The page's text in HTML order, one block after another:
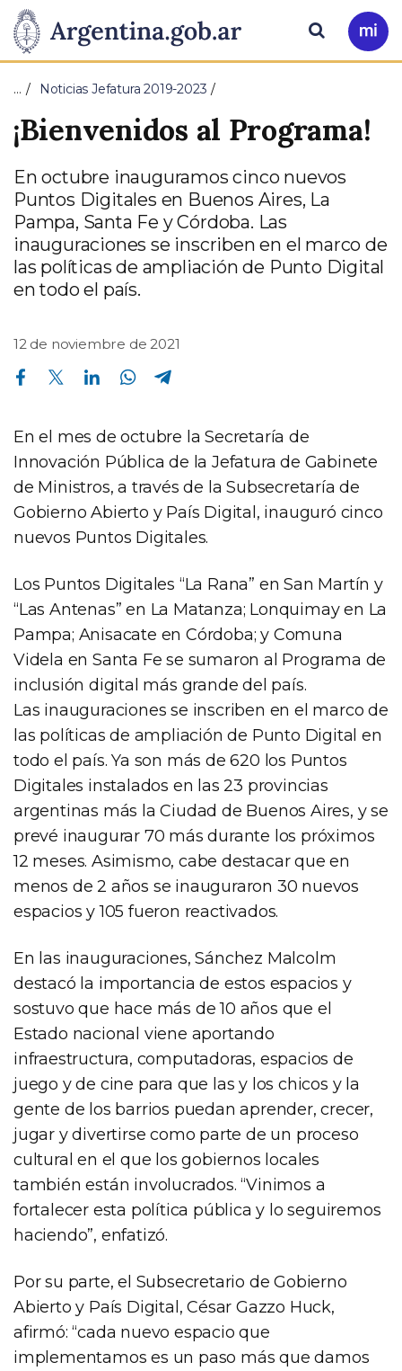
Presidencia
de
Nación
Pasar al contenido principal
Ir
a
Buscar
… Noticias Jefatura 2019-2023
¡Bienvenidos al Programa!
En octubre inauguramos cinco nuevos
Puntos Digitales en Buenos Aires, La
Pampa, Santa Fe y Córdoba. Las
inauguraciones se inscriben en el marco de
las políticas de ampliación de Punto Digital
en todo el país.
12 de noviembre de 2021
Compartir en Facebook Compartir en Twitter Compartir en Linkedin Compartir en Whatsapp
En el mes de octubre la Secretaría de
Innovación Pública de la Jefatura de Gabinete
de Ministros, a través de la Subsecretaría de
Gobierno Abierto y País Digital, inauguró cinco
nuevos Puntos Digitales.
Los Puntos Digitales “La Rana” en San Martín y
“Las Antenas” en La Matanza; Lonquimay en La
Pampa; Anisacate en Córdoba; y Comuna
Videla en Santa Fe se sumaron al Programa de
inclusión digital más grande del país.
Las inauguraciones se inscriben en el marco de
las políticas de ampliación de Punto Digital en
todo el país. Ya son más de 620 los Puntos
Digitales instalados en las 23 provincias
argentinas más la Ciudad de Buenos Aires, y se
prevé inaugurar 70 más durante los próximos
12 meses. Asimismo, cabe destacar que en
menos de 2 años se inauguraron 30 nuevos
espacios y 105 fueron reactivados.
En las inauguraciones, Sánchez Malcolm
destacó la importancia de estos espacios y
sostuvo que hace más de 10 años que el
Estado nacional viene aportando
infraestructura, computadoras, espacios de
juego y de cine para que las y los chicos y la
gente de los barrios puedan aprender, crecer,
jugar y divertirse como parte de un proceso
cultural en el que los gobiernos locales
también están involucrados. “Vinimos a
fortalecer esta política pública y lo seguiremos
haciendo”, enfatizó.
Por su parte, el Subsecretario de Gobierno
Abierto y País Digital, César Gazzo Huck,
afirmó: “cada nuevo espacio que
implementamos es un paso más que damos